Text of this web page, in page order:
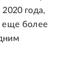
года,
еще более